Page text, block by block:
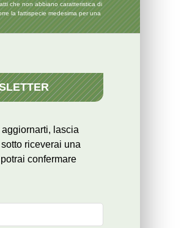
che non abbiano caratteristica di
la fattispecie medesima per una
lascia
riceverai una
confermare